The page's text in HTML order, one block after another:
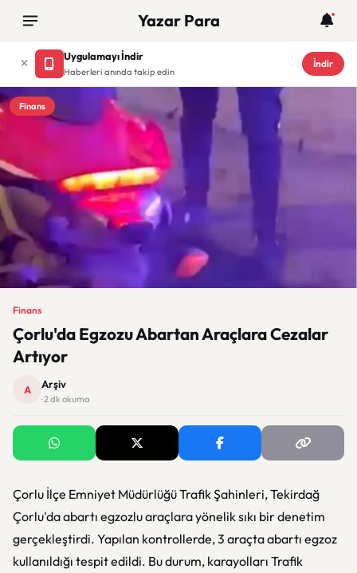
Yazar Para
Uygulamayı İndir
Haberleri anında takip edin
İndir
Finans
Finans
Çorlu'da Egzozu Abartan Araçlara Cezalar
Artıyor
A Arşiv
· 2 dk okuma
Çorlu İlçe Emniyet Müdürlüğü Trafik Şahinleri, Tekirdağ
Çorlu'da abartı egzozlu araçlara yönelik sıkı bir denetim
gerçekleştirdi. Yapılan kontrollerde, 3 araçta abartı egzoz
kullanıldığı tespit edildi. Bu durum, karayolları Trafik